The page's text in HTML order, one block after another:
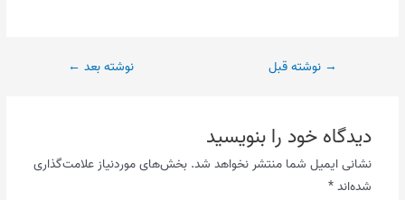
پیمایش
→ نوشته قبل نوشته بعد ←
دیدگاه‌ خود را بنویسید
نشانی ایمیل شما منتشر نخواهد شد. بخش‌های موردنیاز علامت‌گذاری
شده‌اند*